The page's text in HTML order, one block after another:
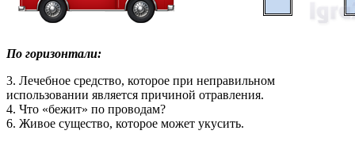
По горизонтали:
3. Лечебное средство, которое при неправильном
использовании является причиной отравления.
4. Что «бежит» по проводам?
6. Живое существо, которое может укусить.